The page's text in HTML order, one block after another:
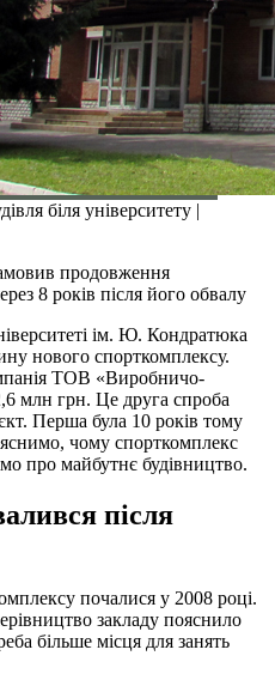
біля університету |
продовження
8 років після його обвалу
ім. Ю. Кондратюка
нового спорткомплексу.
ТОВ «Виробничо-
млн грн. Це друга спроба
Перша була 10 років тому
чому спорткомплекс
про майбутнє будівництво.
після
почалися у 2008 році.
закладу пояснило
більше місця для занять